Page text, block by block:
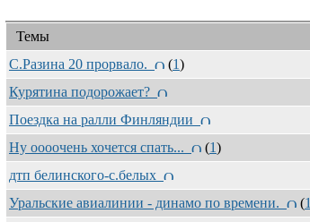
Темы
С.Разина 20 прорвало.
(1)
Курятина подорожает?
Поездка на ралли Финляндии
Ну оооочень хочется спать...
(1)
дтп белинского-с.белых
Уральские авиалинии - динамо по времени.
(1